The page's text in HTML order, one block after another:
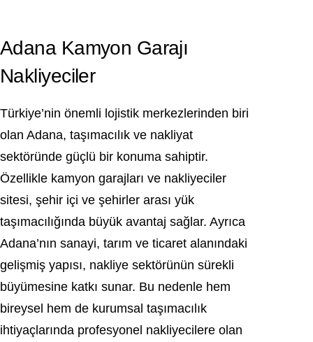
Adana Kamyon Garajı
Nakliyeciler
Türkiye’nin önemli lojistik merkezlerinden biri
olan Adana, taşımacılık ve nakliyat
sektöründe güçlü bir konuma sahiptir.
Özellikle kamyon garajları ve nakliyeciler
sitesi, şehir içi ve şehirler arası yük
taşımacılığında büyük avantaj sağlar. Ayrıca
Adana’nın sanayi, tarım ve ticaret alanındaki
gelişmiş yapısı, nakliye sektörünün sürekli
büyümesine katkı sunar. Bu nedenle hem
bireysel hem de kurumsal taşımacılık
ihtiyaçlarında profesyonel nakliyecilere olan